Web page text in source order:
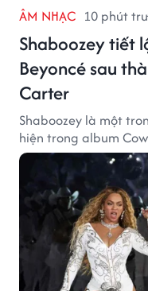
ÂM NHẠC 10 phút
Shaboozey tiết
Beyoncé sau
Carter
Shaboozey là một
hiện trong album